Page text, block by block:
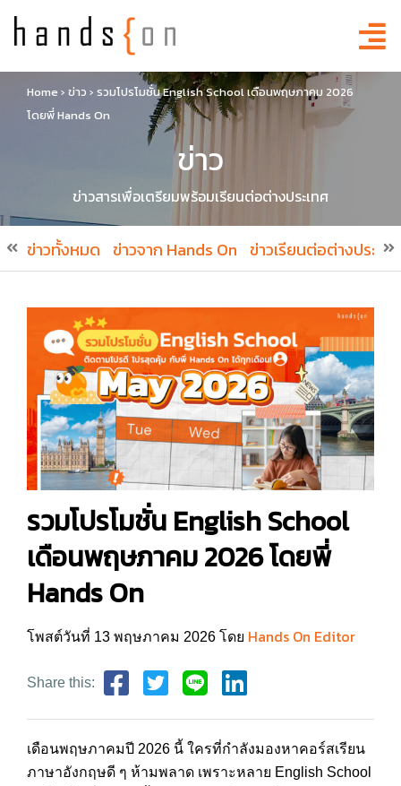
Home › ข่าว › รวมโปรโมชั่น English School เดือนพฤษภาคม 2026
โดยพี่ Hands On
ข่าว
ข่าวสารเพื่อเตรียมพร้อมเรียนต่อต่างประเทศ
ข่าวทั้งหมด ข่าวจาก Hands On ข่าวเรียนต่อต่างประเทศ
รวมโปรโมชั่น English School
เดือนพฤษภาคม 2026 โดยพี่
Hands On
โพสต์วันที่ 13 พฤษภาคม 2026 โดย Hands On Editor
Share this:
เดือนพฤษภาคมปี 2026 นี้ ใครที่กำลังมองหาคอร์สเรียน
ภาษาอังกฤษดี ๆ ห้ามพลาด เพราะหลาย English School